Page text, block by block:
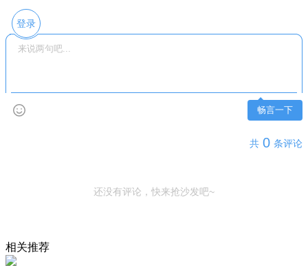
登录
畅言一下
共 0 条评论
还没有评论，快来抢沙发吧~
相关推荐